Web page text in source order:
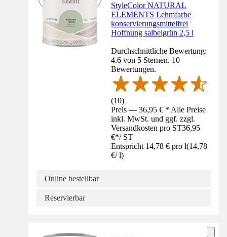
StyleColor NATURAL
ELEMENTS Lehmfarbe
konservierungsmittelfrei
Hoffnung salbeigrün 2,5 l
Durchschnittliche Bewertung:
4.6 von 5 Sternen. 10
Bewertungen.
(10)
Preis — 36,95 € * Alle Preise
inkl. MwSt. und ggf. zzgl.
Versandkosten pro ST36,95
€*/ ST
Entspricht 14,78 € pro l(14,78
€/ l)
Online bestellbar
Reservierbar